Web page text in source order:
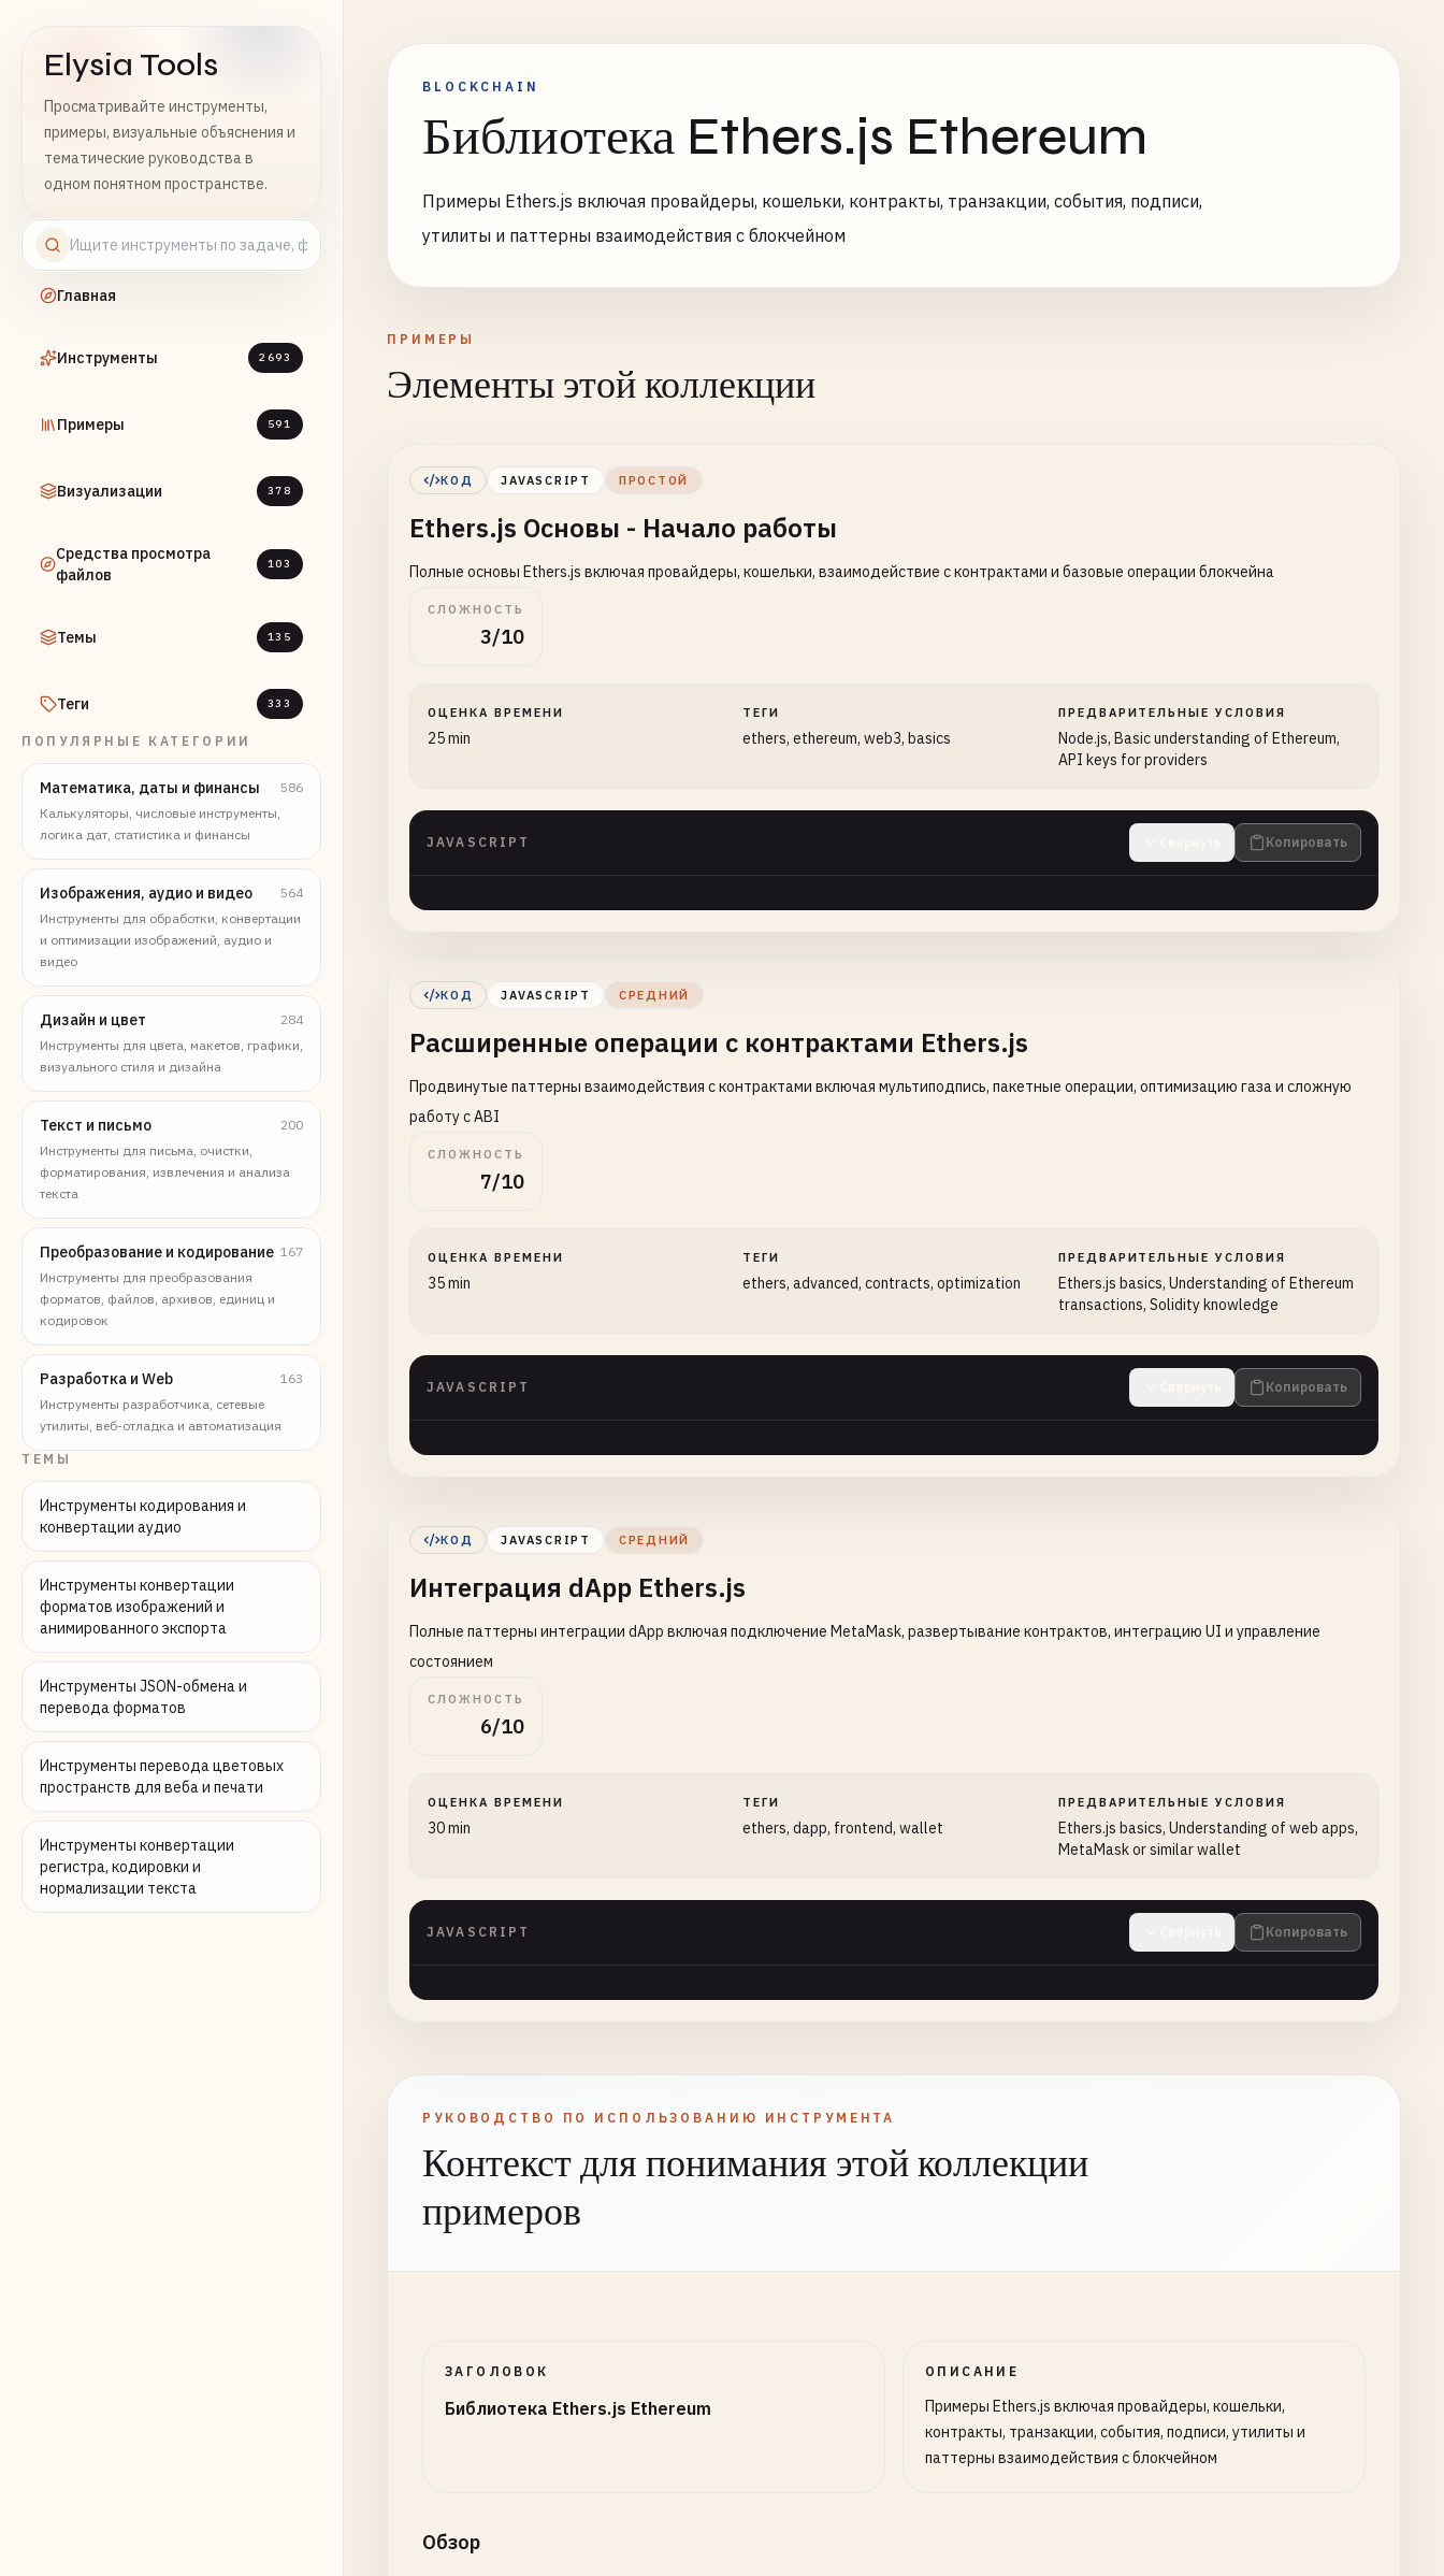
Elysia Tools
Просматривайте инструменты,
примеры, визуальные объяснения и
тематические руководства в
одном понятном пространстве.
Главная
Инструменты 2693
Примеры 591
Визуализации 378
Средства просмотра
файлов
103
Темы 135
Теги 333
ПОПУЛЯРНЫЕ КАТЕГОРИИ
Математика, даты и финансы
586
Калькуляторы, числовые инструменты,
логика дат, статистика и финансы
Изображения, аудио и видео
564
Инструменты для обработки, конвертации
и оптимизации изображений, аудио и
видео
Дизайн и цвет
284
Инструменты для цвета, макетов, графики,
визуального стиля и дизайна
Текст и письмо
200
Инструменты для письма, очистки,
форматирования, извлечения и анализа
текста
Преобразование и кодирование 167
Инструменты для преобразования
форматов, файлов, архивов, единиц и
кодировок
Разработка и Web
163
Инструменты разработчика, сетевые
утилиты, веб-отладка и автоматизация
ТЕМЫ
Инструменты кодирования и
конвертации аудио
Инструменты конвертации
форматов изображений и
анимированного экспорта
Инструменты JSON-обмена и
перевода форматов
Инструменты перевода цветовых
пространств для веба и печати
Инструменты конвертации
регистра, кодировки и
нормализации текста
BLOCKCHAIN
Библиотека Ethers.js Ethereum
Примеры Ethers.js включая провайдеры, кошельки, контракты, транзакции, события, подписи,
утилиты и паттерны взаимодействия с блокчейном
ПРИМЕРЫ
Элементы этой коллекции
КОД JAVASCRIPT ПРОСТОЙ
Ethers.js Основы - Начало работы
Полные основы Ethers.js включая провайдеры, кошельки, взаимодействие с контрактами и базовые операции блокчейна
СЛОЖНОСТЬ
3/10
ОЦЕНКА ВРЕМЕНИ
25 min
ТЕГИ
ethers, ethereum, web3, basics
ПРЕДВАРИТЕЛЬНЫЕ УСЛОВИЯ
Node.js, Basic understanding of Ethereum,
API keys for providers
JAVASCRIPT Копировать
КОД JAVASCRIPT СРЕДНИЙ
Расширенные операции с контрактами Ethers.js
Продвинутые паттерны взаимодействия с контрактами включая мультиподпись, пакетные операции, оптимизацию газа и сложную
работу с ABI
СЛОЖНОСТЬ
7/10
ОЦЕНКА ВРЕМЕНИ
35 min
ТЕГИ
ethers, advanced, contracts, optimization
ПРЕДВАРИТЕЛЬНЫЕ УСЛОВИЯ
Ethers.js basics, Understanding of Ethereum
transactions, Solidity knowledge
JAVASCRIPT Копировать
КОД JAVASCRIPT СРЕДНИЙ
Интеграция dApp Ethers.js
Полные паттерны интеграции dApp включая подключение MetaMask, развертывание контрактов, интеграцию UI и управление
состоянием
СЛОЖНОСТЬ
6/10
ОЦЕНКА ВРЕМЕНИ
30 min
ТЕГИ
ethers, dapp, frontend, wallet
ПРЕДВАРИТЕЛЬНЫЕ УСЛОВИЯ
Ethers.js basics, Understanding of web apps,
MetaMask or similar wallet
JAVASCRIPT Копировать
РУКОВОДСТВО ПО ИСПОЛЬЗОВАНИЮ ИНСТРУМЕНТА
Контекст для понимания этой коллекции
примеров
ЗАГОЛОВОК
Библиотека Ethers.js Ethereum
ОПИСАНИЕ
Примеры Ethers.js включая провайдеры, кошельки,
контракты, транзакции, события, подписи, утилиты и
паттерны взаимодействия с блокчейном
Обзор